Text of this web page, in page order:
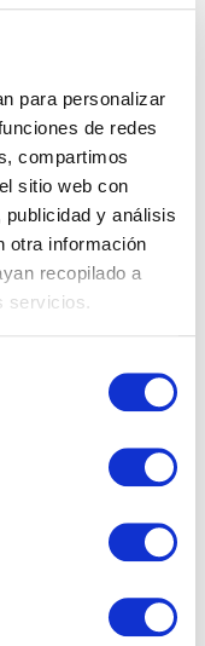
para personalizar
de redes
compartimos
sitio web con
y análisis
otra información
recopilado a
servicios.